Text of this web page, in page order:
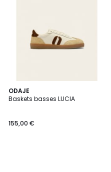
ODAJE
Baskets basses LUCIA
155,00 €